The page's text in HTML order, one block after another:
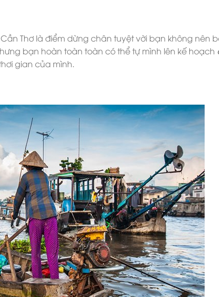
Thơ là điểm dừng chân tuyệt vời bạn không nên
bạn hoàn toàn toàn có thể tự mình lên kế hoạch
gian của mình.